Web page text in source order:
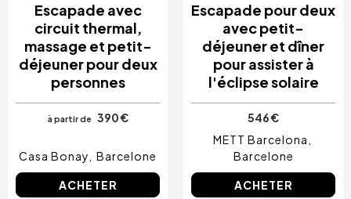
Escapade avec
circuit thermal,
massage et petit-
déjeuner pour deux
personnes
à partir de 390 €
Casa Bonay Barcelone
ACHETER
Escapade pour deux
avec petit-
déjeuner et dîner
pour assister à
l'éclipse solaire
546 €
METT Barcelona
Barcelone
ACHETER